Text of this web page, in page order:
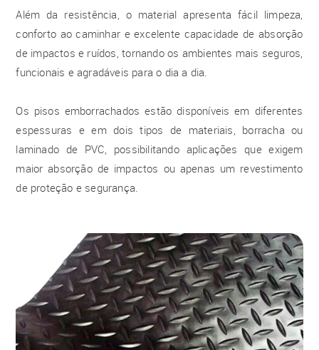
Além da resistência, o material apresenta fácil limpeza,
conforto ao caminhar e excelente capacidade de absorção
de impactos e ruídos, tornando os ambientes mais seguros,
funcionais e agradáveis para o dia a dia.
Os pisos emborrachados estão disponíveis em diferentes
espessuras e em dois tipos de materiais, borracha ou
laminado de PVC, possibilitando aplicações que exigem
maior absorção de impactos ou apenas um revestimento
de proteção e segurança.